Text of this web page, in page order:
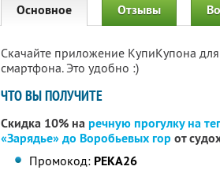
Основное Отзывы
Скачайте приложение КупиКупона для
смартфона. Это удобно :)
ЧТО ВЫ ПОЛУЧИТЕ
Скидка 10% наречную прогулку на
«Зарядье» до Воробьевых гор от
Промокод: РЕКА26